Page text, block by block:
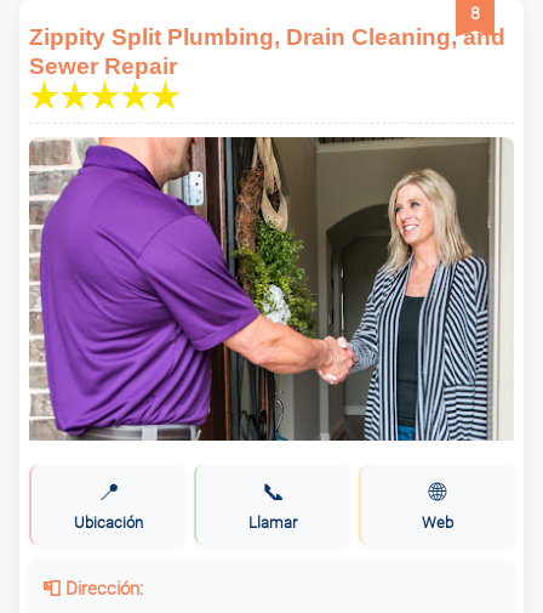
8
Zippity Split Plumbing, Drain Cleaning, and
Sewer Repair
📍
Ubicación
📞
Llamar
🌐
Web
📮 Dirección: